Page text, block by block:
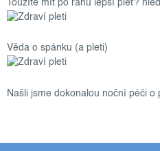
Toužíte mít po ránu lepší pleť?
Věda o spánku (a pleti)
Našli jsme dokonalou noční péči o